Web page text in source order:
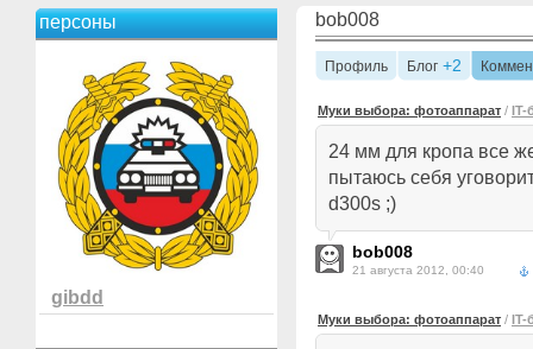
персоны
gibdd
bob008
Профиль Блог +2
Муки выбора: фотоаппарат / IT-
24 мм для кропа все
пытаюсь себя
d300s ;)
bob008
21 августа 2012, 00:40
Муки выбора: фотоаппарат / IT-